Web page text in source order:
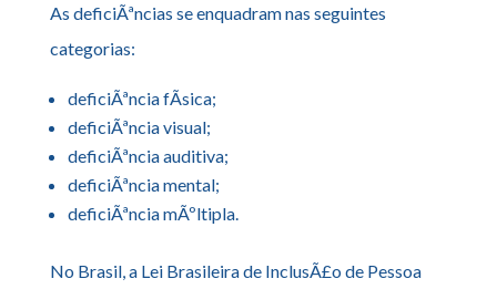
As deficiÃªncias se enquadram nas seguintes
categorias:
deficiÃªncia fÃ­sica;
deficiÃªncia visual;
deficiÃªncia auditiva;
deficiÃªncia mental;
deficiÃªncia mÃºltipla.
No Brasil, a Lei Brasileira de InclusÃ£o de Pessoa